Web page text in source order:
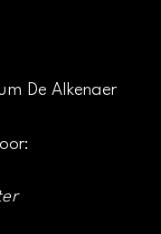
De Alkenaer